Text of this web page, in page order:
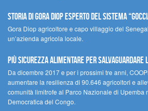
STORIA DI GORA DIOP ESPERTO DEL SISTEMA
Gora Diop agricoltore e capo villaggio del
un’azienda agricola locale.
Più sicurezza alimentare per salvaguardare
Da dicembre 2017 e per i prossimi tre anni,
aumentare la resilienza di 90.646 agricoltori e
comunità limitrofe al Parco Nazionale di Upemba
Democratica del Congo.